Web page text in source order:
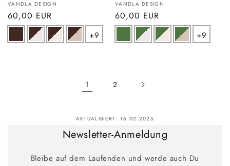
Anbieter:
VANDLA DESIGN
Normaler
Preis
60,00 EUR
+9
Anbieter:
VANDLA DESIGN
Normaler
Preis
60,00 EUR
+9
1 2
AKTUALISIERT: 16.02.2025
Newsletter-Anmeldung
Bleibe auf dem Laufenden und werde auch Du